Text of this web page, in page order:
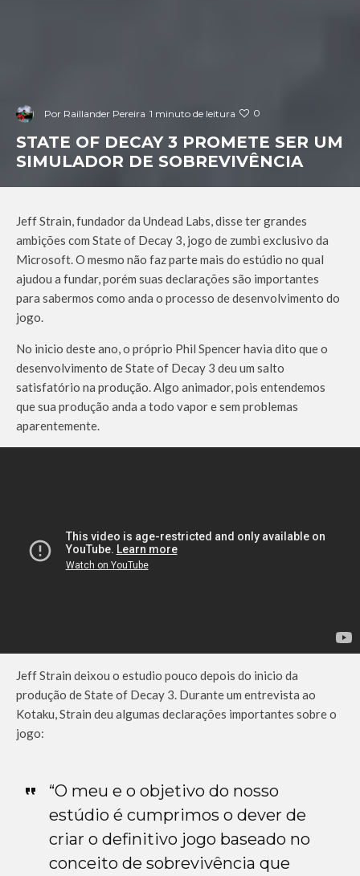
Por Raillander Pereira 1 minuto de leitura 0
STATE OF DECAY 3 PROMETE SER UM
SIMULADOR DE SOBREVIVÊNCIA
Jeff Strain, fundador da Undead Labs, disse ter grandes
ambições com State of Decay 3, jogo de zumbi exclusivo da
Microsoft. O mesmo não faz parte mais do estúdio no qual
ajudou a fundar, porém suas declarações são importantes
para sabermos como anda o processo de desenvolvimento do
jogo.
No inicio deste ano, o próprio Phil Spencer havia dito que o
desenvolvimento de State of Decay 3 deu um salto
satisfatório na produção. Algo animador, pois entendemos
que sua produção anda a todo vapor e sem problemas
aparentemente.
Jeff Strain deixou o estudio pouco depois do inicio da
produção de State of Decay 3. Durante um entrevista ao
Kotaku, Strain deu algumas declarações importantes sobre o
jogo:
“O meu e o objetivo do nosso
estúdio é cumprimos o dever de
criar o definitivo jogo baseado no
conceito de sobrevivência que